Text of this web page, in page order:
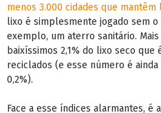
menos 3.000 cidades que
lixo é simplesmente jogado sem
exemplo, um aterro sanitário.
baixíssimos 2,1% do lixo seco
reciclados (e esse número é
0,2%).
Face a esse índices alarmantes, é